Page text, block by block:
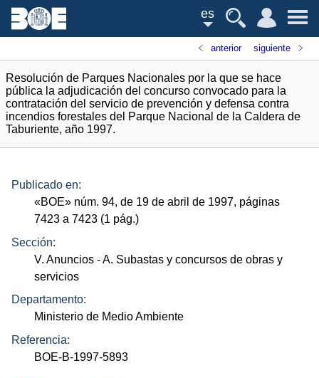
es
anterior siguiente
Resolución de Parques Nacionales por la que se hace
pública la adjudicación del concurso convocado para la
contratación del servicio de prevención y defensa contra
incendios forestales del Parque Nacional de la Caldera de
Taburiente, año 1997.
Publicado en:
«BOE» núm. 94, de 19 de abril de 1997, páginas
7423 a 7423 (1 pág.)
Sección:
V. Anuncios - A. Subastas y concursos de obras y
servicios
Departamento:
Ministerio de Medio Ambiente
Referencia:
BOE-B-1997-5893